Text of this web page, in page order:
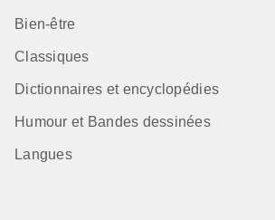
Bien-être
Classiques
Dictionnaires et encyclopédies
Humour et Bandes dessinées
Langues